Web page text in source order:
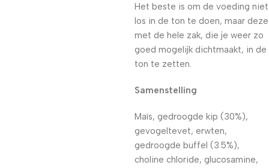
Het beste is om de voeding niet
los in de ton te doen, maar deze
met de hele zak, die je weer zo
goed mogelijk dichtmaakt, in de
ton te zetten.
Samenstelling
Maïs, gedroogde kip (30%),
gevogeltevet, erwten,
gedroogde buffel (3.5%),
choline chloride, glucosamine,